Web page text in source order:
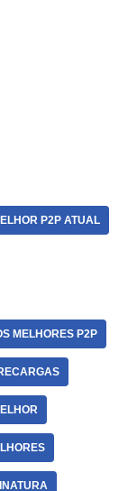
P2P ATUAL
MELHORES P2P